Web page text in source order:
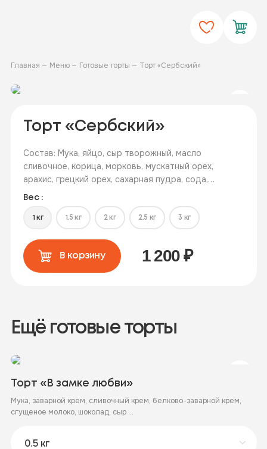
Главная Меню Готовые торты Торт «Сербский»
Торт «Сербский»
Состав: Мука, яйцо, сыр творожный, масло
сливочное, корица, морковь, мускатный орех,
арахис, грецкий орех, сахарная пудра, сода,
разрыхлитель, сахар
Вес :
1 кг 1.5 кг 2 кг 2.5 кг 3 кг
В корзину 1 200₽
Ещё готовые торты
Торт «В замке любви»
Мука, заварной крем, сливочный крем, белково-заварной крем,
сгущеное молоко, шоколад, сыр ...